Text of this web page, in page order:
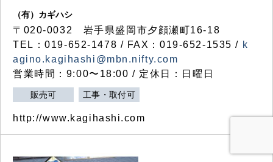
（有）カギハシ
〒020-0032 岩手県盛岡市夕顔瀬町16-18
TEL：019-652-1478 / FAX：019-652-1535 / k
agino.kagihashi@mbn.nifty.com
営業時間：9:00〜18:00 / 定休日：日曜日
販売可 工事・取付可
http://www.kagihashi.com